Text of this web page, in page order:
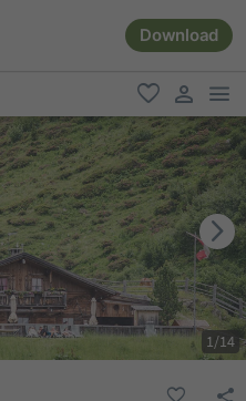
Download
favoriti
user link
1/14